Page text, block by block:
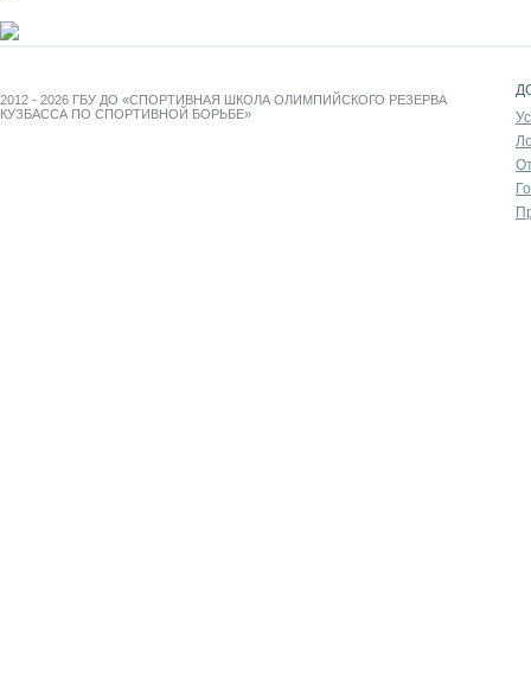
2012 - 2026 ГБУ ДО «СПОРТИВНАЯ ШКОЛА ОЛИМПИЙСКОГО РЕЗЕРВА
КУЗБАССА ПО СПОРТИВНОЙ БОРЬБЕ»